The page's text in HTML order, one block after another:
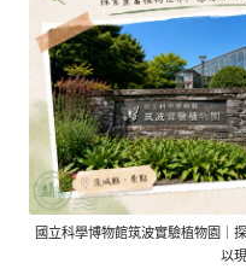
國立科學博物館筑波實驗植物園｜
以